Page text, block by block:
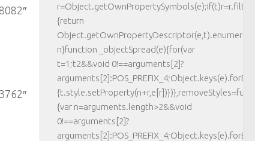
{return
n}function _objectSpread(e){for(var
t=1;t2&&void 0!==arguments[2]?
{var n=arguments.length>2&&void
0!==arguments[2]?